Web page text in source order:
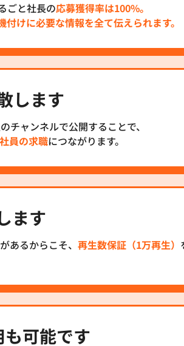
ごと社長の応募獲得率は100%。
付けに必要な情報を全て伝えられます。
します
チャンネルで公開することで、
員の求職につながります。
ます
あるからこそ、 再生数保証（1万再生）
可能です